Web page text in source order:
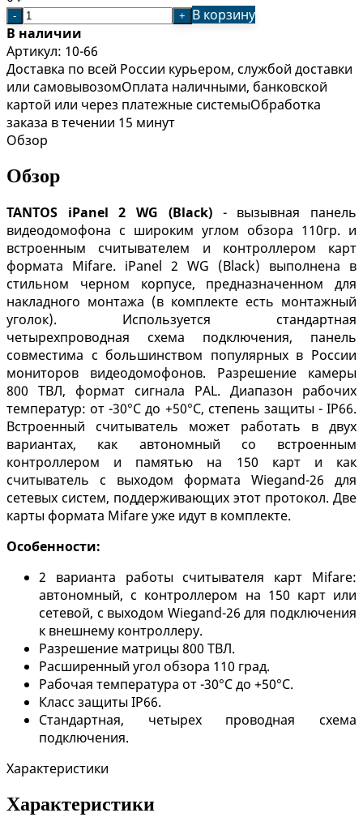
- +
В корзину
В наличии
Артикул: 10-66
Доставка по всей России курьером, службой доставки
или самовывозомОплата наличными, банковской
картой или через платежные системыОбработка
заказа в течении 15 минут
Обзор
Обзор
TANTOS iPanel 2 WG (Black)- вызывная панель
видеодомофона с широким углом обзора 110гр. и
встроенным считывателем и контроллером карт
формата Mifare. iPanel 2 WG (Black) выполнена в
стильном черном корпусе, предназначенном для
накладного монтажа (в комплекте есть монтажный
уголок). Используется стандартная
четырехпроводная схема подключения, панель
совместима с большинством популярных в России
мониторов видеодомофонов. Разрешение камеры
800 ТВЛ, формат сигнала PAL. Диапазон рабочих
температур: от -30°C до +50°C, степень защиты - IP66.
Встроенный считыватель может работать в двух
вариантах, как автономный со встроенным
контроллером и памятью на 150 карт и как
считыватель с выходом формата Wiegand-26 для
сетевых систем, поддерживающих этот протокол. Две
карты формата Mifare уже идут в комплекте.
Особенности:
2 варианта работы считывателя карт Mifare:
автономный, с контроллером на 150 карт или
сетевой, с выходом Wiegand-26 для подключения
к внешнему контроллеру.
Разрешение матрицы 800 ТВЛ.
Расширенный угол обзора 110 град.
Рабочая температура от -30°C до +50°C.
Класс защиты IP66.
Стандартная, четырех проводная схема
подключения.
Характеристики
Характеристики